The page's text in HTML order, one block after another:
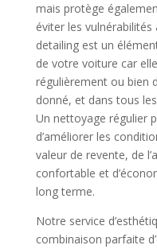
mais protège
éviter les
detailing est un
de votre voiture car
régulièrement ou bien
donné, et dans tous
Un nettoyage régulier
d’améliorer les
valeur de revente, de
confortable et
long terme.
Notre service
combinaison parfaite